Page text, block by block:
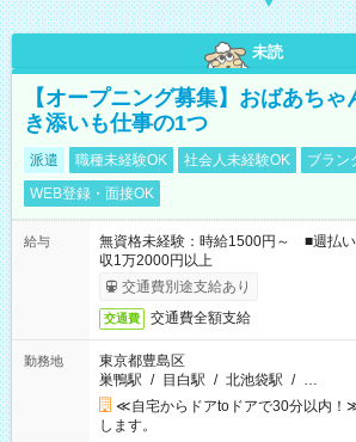
未読
【オープニング募集】おばあち
き添いも仕事の1つ
派遣 職種未経験OK 社会人未経験OK
ブラン
WEB登録・面接OK
給与
無資格未経験：時給1500円～ ■週払
収1万2000円以上
交通費別途支給あり
交通費 交通費全額支給
勤務地
東京都豊島区
巣鴨駅 / 目白駅 / 北池袋駅 / …
≪自宅からドアtoドアで30分以内！
します。